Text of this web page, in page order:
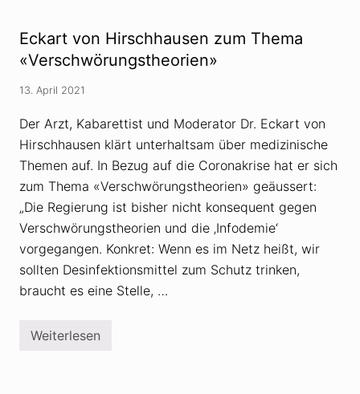
a
l
i
s
i
e
u
n
g
:
N
e
e
s
M
u
s
i
k
v
e
Eckart von Hirschhausen zum Thema
«Verschwörungstheorien»
13. April 2021
Der Arzt, Kabarettist und Moderator Dr. Eckart von
Hirschhausen klärt unterhaltsam über medizinische
Themen auf. In Bezug auf die Coronakrise hat er sich
zum Thema «Verschwörungstheorien» geäussert:
„Die Regierung ist bisher nicht konsequent gegen
Verschwörungstheorien und die ‚Infodemie‘
vorgegangen. Konkret: Wenn es im Netz heißt, wir
sollten Desinfektionsmittel zum Schutz trinken,
braucht es eine Stelle, …
E
Weiterlesen